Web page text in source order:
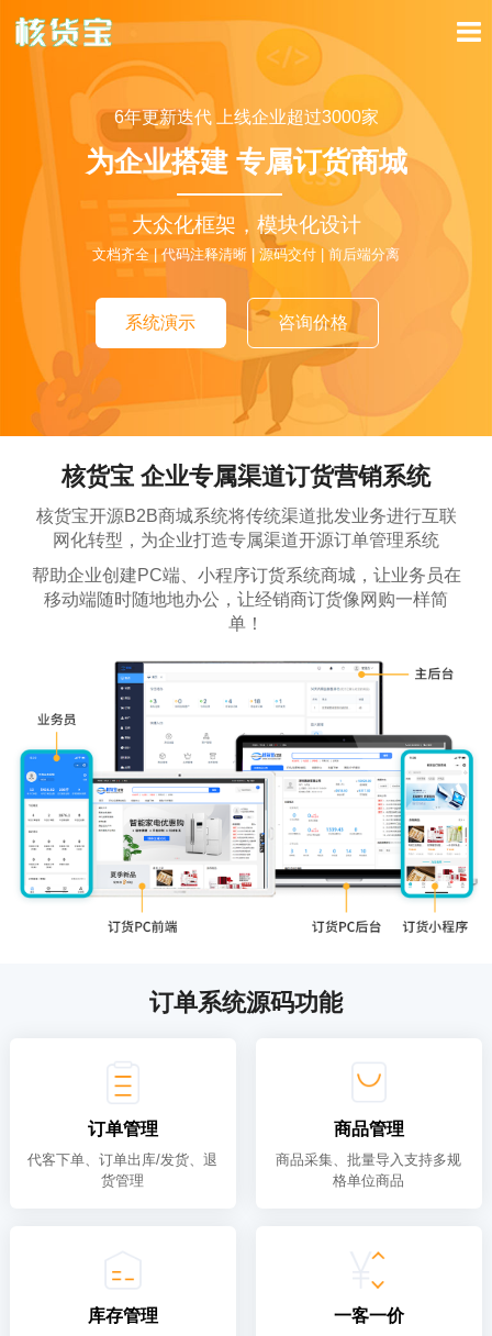
6年更新迭代 上线企业超过3000家
为企业搭建 专属订货商城
大众化框架，模块化设计
文档齐全 | 代码注释清晰 | 源码交付 | 前后端分离
系统演示 咨询价格
核货宝 企业专属渠道订货营销系统
核货宝开源B2B商城系统将传统渠道批发业务进行互联
网化转型，为企业打造专属渠道开源订单管理系统
帮助企业创建PC端、小程序订货系统商城，让业务员在
移动端随时随地地办公，让经销商订货像网购一样简
单！
订单系统源码功能
订单管理
代客下单、订单出库/发货、退
货管理
商品管理
商品采集、批量导入支持多规
格单位商品
库存管理 一客一价